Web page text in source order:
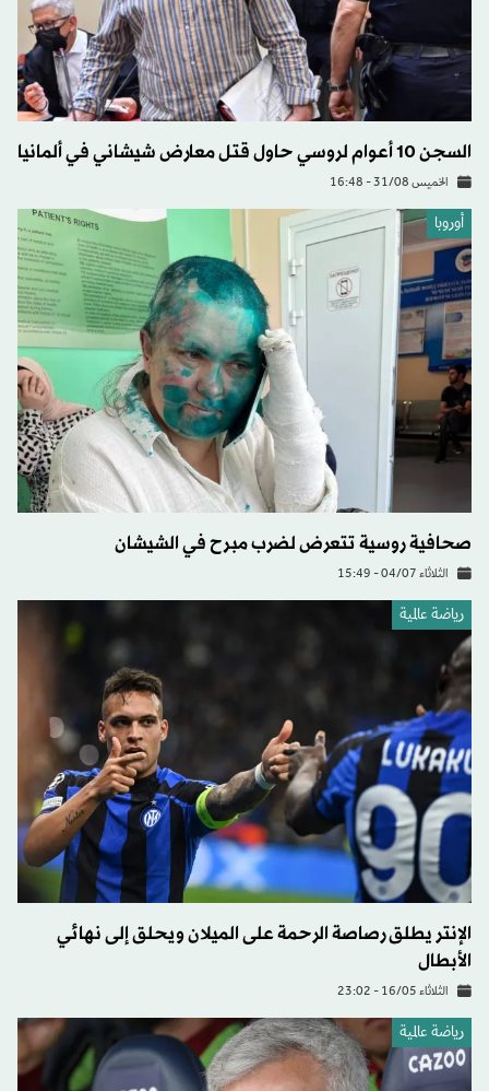
السجن 10 أعوام لروسي حاول قتل معارض شيشاني في ألمانيا
الخميس 31/08 - 16:48
أوروبا
صحافية روسية تتعرض لضرب مبرح في الشيشان
الثلاثاء 04/07 - 15:49
رياضة عالمية
الإنتر يطلق رصاصة الرحمة على الميلان ويحلق إلى نهائي
الأبطال
الثلاثاء 16/05 - 23:02
رياضة عالمية